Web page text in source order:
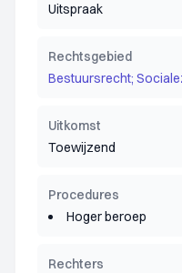
Uitspraak
Rechtsgebied
Bestuursrecht;
Uitkomst
Toewijzend
Procedures
Hoger beroep
Rechters